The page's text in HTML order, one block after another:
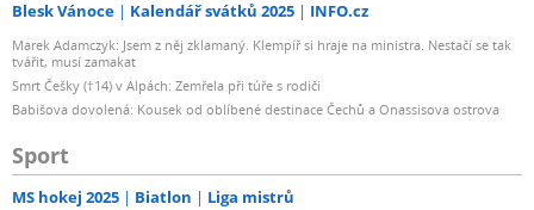
Blesk Vánoce Kalendář svátků 2025 INFO.cz
Marek Adamczyk: Jsem z něj zklamaný. Klempíř si hraje na ministra. Nestačí se tak
tvářit, musí zamakat
Smrt Češky (†14) v Alpách: Zemřela při túře s rodiči
Babišova dovolená: Kousek od oblíbené destinace Čechů a Onassisova ostrova
Sport
MS hokej 2025 Biatlon Liga mistrů